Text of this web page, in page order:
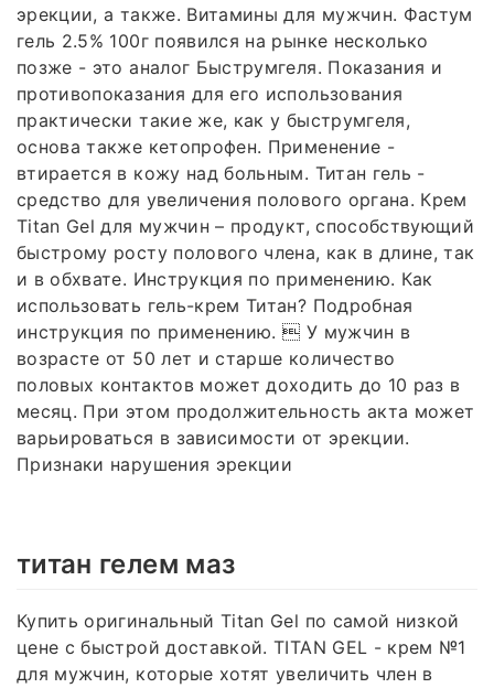
эрекции, а также. Витамины для мужчин. Фастум
гель 2.5% 100г появился на рынке несколько
позже - это аналог Быструмгеля. Показания и
противопоказания для его использования
практически такие же, как у быструмгеля,
основа также кетопрофен. Применение -
втирается в кожу над больным. Титан гель -
средство для увеличения полового органа. Крем
Titan Gel для мужчин – продукт, способствующий
быстрому росту полового члена, как в длине, так
и в обхвате. Инструкция по применению. Как
использовать гель-крем Титан? Подробная
инструкция по применению.  У мужчин в
возрасте от 50 лет и старше количество
половых контактов может доходить до 10 раз в
месяц. При этом продолжительность акта может
варьироваться в зависимости от эрекции.
Признаки нарушения эрекции
титан гелем маз
Купить оригинальный Titan Gel по самой низкой
цене с быстрой доставкой. TITAN GEL - крем №1
для мужчин, которые хотят увеличить член в